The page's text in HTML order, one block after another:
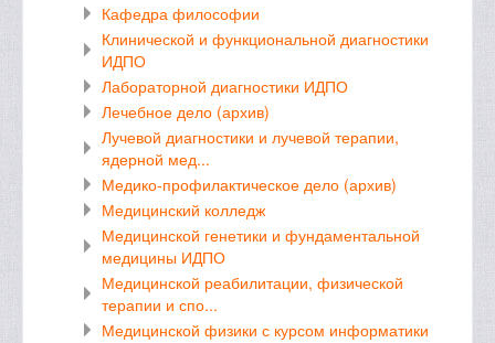
Кафедра философии
Клинической и функциональной диагностики
ИДПО
Лабораторной диагностики ИДПО
Лечебное дело (архив)
Лучевой диагностики и лучевой терапии,
ядерной мед...
Медико-профилактическое дело (архив)
Медицинский колледж
Медицинской генетики и фундаментальной
медицины ИДПО
Медицинской реабилитации, физической
терапии и спо...
Медицинской физики с курсом информатики